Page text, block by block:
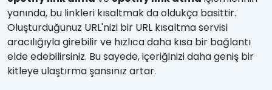
yanında, bu linkleri kısaltmak da oldukça basittir.
Oluşturduğunuz URL'nizi bir URL kısaltma servisi
aracılığıyla girebilir ve hızlıca daha kısa bir bağlantı
elde edebilirsiniz. Bu sayede, içeriğinizi daha geniş bir
kitleye ulaştırma şansınız artar.